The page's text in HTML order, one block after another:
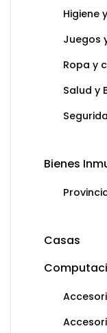
Higiene
Juegos
Ropa y
Salud y
Bienes
Casas